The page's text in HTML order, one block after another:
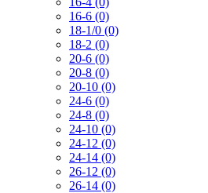
16-6 (0)
18-1/0 (0)
18-2 (0)
20-6 (0)
20-8 (0)
20-10 (0)
24-6 (0)
24-8 (0)
24-10 (0)
24-12 (0)
24-14 (0)
26-12 (0)
26-14 (0)